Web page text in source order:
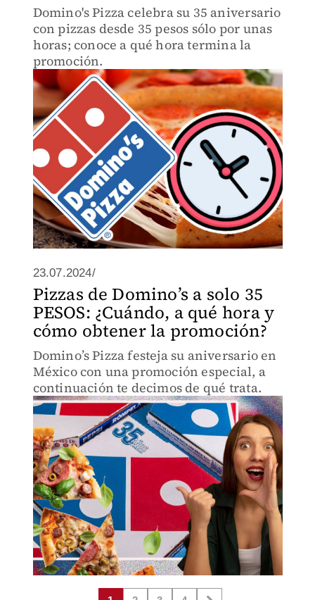
Domino's Pizza celebra su 35 aniversario
con pizzas desde 35 pesos sólo por unas
horas; conoce a qué hora termina la
promoción.
23.07.2024/
Pizzas de Domino’s a solo 35
PESOS: ¿Cuándo, a qué hora y
cómo obtener la promoción?
Domino’s Pizza festeja su aniversario en
México con una promoción especial, a
continuación te decimos de qué trata.